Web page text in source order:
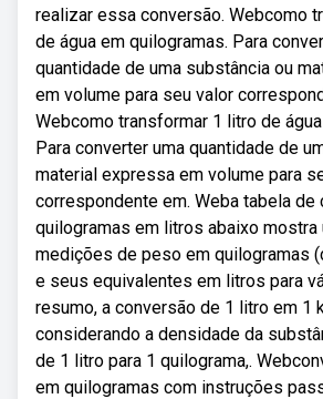
realizar essa conversão. Webcomo
de água em quilogramas. Para
quantidade de uma substância ou
em volume para seu valor
Webcomo transformar 1 litro de
Para converter uma quantidade de
material expressa em volume para
correspondente em. Weba tabela de
quilogramas em litros abaixo mostra
medições de peso em quilogramas
e seus equivalentes em litros para
resumo, a conversão de 1 litro em 1
considerando a densidade da
de 1 litro para 1 quilograma,.
em quilogramas com instruções